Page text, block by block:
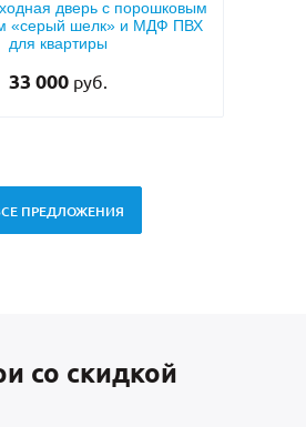
ММ1570Входная дверь с
бугельной ручкой и
серым порошковым покрытием
45 000
ПРЕДЛОЖЕНИЯ
со скидкой